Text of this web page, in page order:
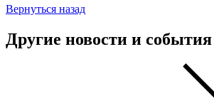
Вернуться назад
Другие новости и события